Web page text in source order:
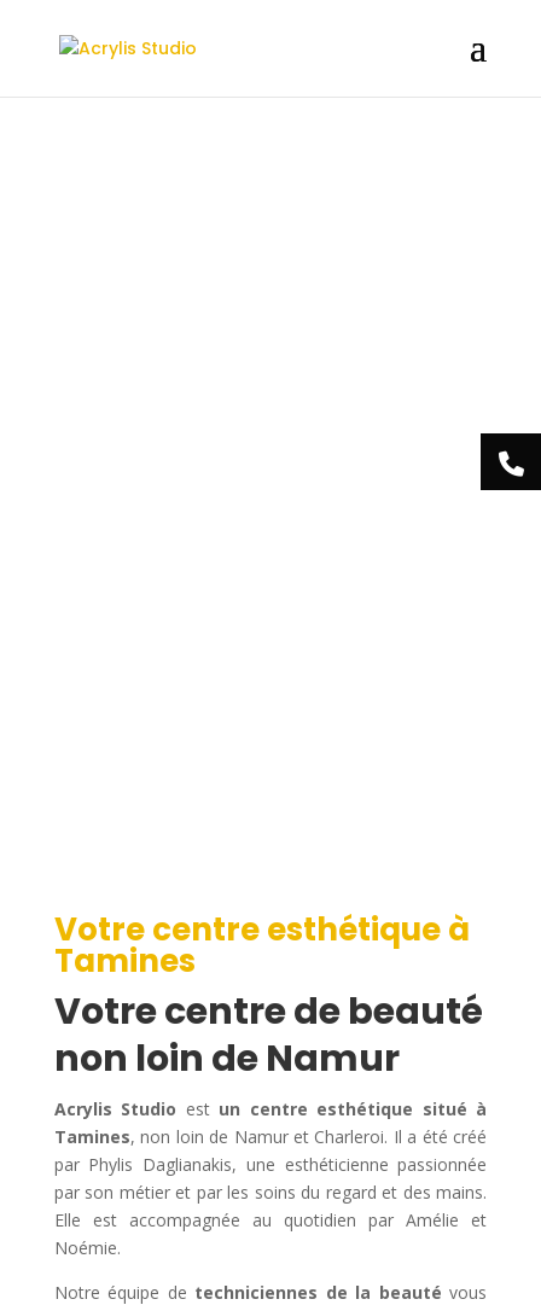
infection. * However, the dangerous code has been removed, and
Votre centre esthétique à
Tamines
Votre centre de beauté
non loin de Namur
Acrylis Studio est un centre esthétique situé à
Tamines, non loin de Namur et Charleroi. Il a été créé
par Phylis Daglianakis, une esthéticienne passionnée
par son métier et par les soins du regard et des mains.
Elle est accompagnée au quotidien par Amélie et
Noémie.
Notre équipe de techniciennes de la beauté vous